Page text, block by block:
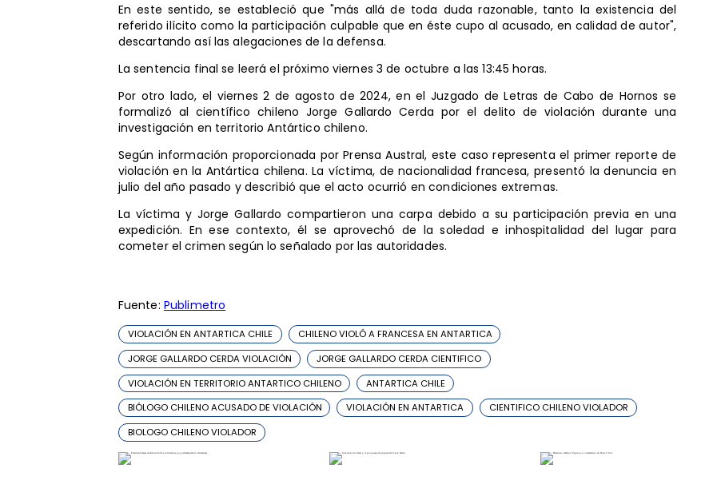
En este sentido, se estableció que "más allá de toda duda razonable, tanto la existencia del
referido ilícito como la participación culpable que en éste cupo al acusado, en calidad de autor",
descartando así las alegaciones de la defensa.
La sentencia final se leerá el próximo viernes 3 de octubre a las 13:45 horas.
Por otro lado, el viernes 2 de agosto de 2024, en el Juzgado de Letras de Cabo de Hornos se
formalizó al científico chileno Jorge Gallardo Cerda por el delito de violación durante una
investigación en territorio Antártico chileno.
Según información proporcionada por Prensa Austral, este caso representa el primer reporte de
violación en la Antártica chilena. La víctima, de nacionalidad francesa, presentó la denuncia en
julio del año pasado y describió que el acto ocurrió en condiciones extremas.
La víctima y Jorge Gallardo compartieron una carpa debido a su participación previa en una
expedición. En ese contexto, él se aprovechó de la soledad e inhospitalidad del lugar para
cometer el crimen según lo señalado por las autoridades.
Fuente: Publimetro
VIOLACIÓN EN ANTARTICA CHILE
CHILENO VIOLÓ A FRANCESA EN ANTARTICA
JORGE GALLARDO CERDA VIOLACIÓN
JORGE GALLARDO CERDA CIENTIFICO
VIOLACIÓN EN TERRITORIO ANTARTICO CHILENO
ANTARTICA CHILE
BIÓLOGO CHILENO ACUSADO DE VIOLACIÓN
VIOLACIÓN EN ANTARTICA
CIENTIFICO CHILENO VIOLADOR
BIOLOGO CHILENO VIOLADOR